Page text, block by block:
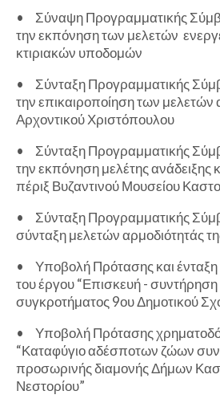
•
Σύναψη Προγραμματικής
την εκπόνηση των μελετών
κτιριακών υποδομών
•
Σύνταξη Προγραμματικής
την επικαιροποίηση των
Αρχοντικού Χριστόπουλου
•
Σύνταξη Προγραμματικής
την εκπόνηση μελέτης ανάδειξης
πέριξ Βυζαντινού Μουσείου
•
Σύνταξη Προγραμματικής
σύνταξη μελετών αρμοδιότητάς
•
Υποβολή Πρότασης και
του έργου “Επισκευή - συντήρηση
συγκροτήματος 9ου Δημοτικού
•
Υποβολή Πρότασης
“Καταφύγιο αδέσποτων ζώων
προσωρινής διαμονής Δήμων
Νεστορίου”